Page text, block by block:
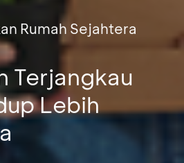
Rumah Sejahtera
Terjangkau
Lebih